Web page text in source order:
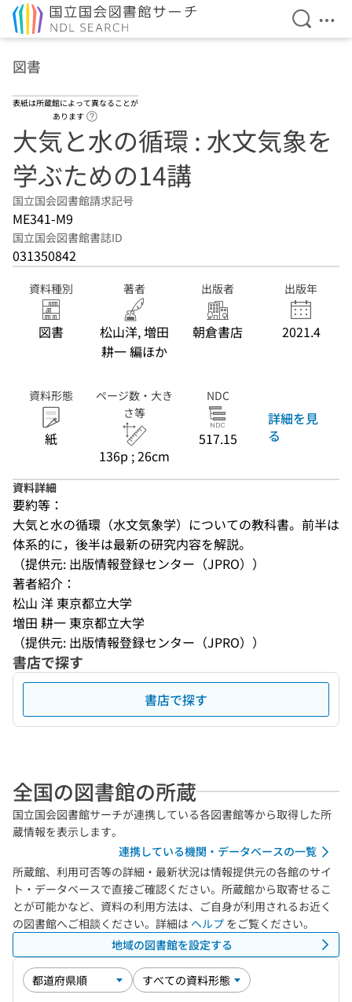
検索を
メ
図書
表紙は所蔵館によって異なることが
あります
大気と水の循環 : 水文気象を
学ぶための14講
国立国会図書館請求記号
ME341-M9
国立国会図書館書誌ID
031350842
資料種別
図書
著者
松山洋, 増田
耕一 編ほか
出版者
朝倉書店
出版年
2021.4
資料形態
紙
ページ数・大き
さ等
136p ; 26cm
NDC
517.15
詳細を見
る
資料詳細
要約等：
大気と水の循環（水文気象学）についての教科書。前半は
体系的に，後半は最新の研究内容を解説。
（提供元: 出版情報登録センター（JPRO））
著者紹介：
松山 洋 東京都立大学
増田 耕一 東京都立大学
（提供元: 出版情報登録センター（JPRO））
書店で探す
書店で探す
全国の図書館の所蔵
国立国会図書館サーチが連携している各図書館等から取得した所
蔵情報を表示します。
連携している機関・データベースの一覧
所蔵館、利用可否等の詳細・最新状況は情報提供元の各館のサイ
ト・データベースで直接ご確認ください。所蔵館から取寄せるこ
とが可能かなど、資料の利用方法は、ご自身が利用されるお近く
の図書館へご相談ください。詳細は ヘルプ をご覧ください。
地域の図書館を設定する